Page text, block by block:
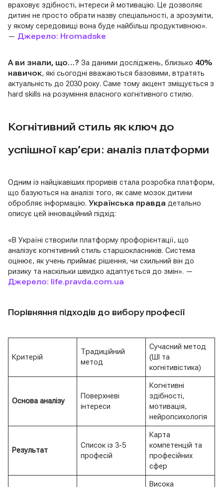
враховує здібності, інтереси й мотивацію. Це дозволяє
дитині не просто обрати назву спеціальності, а зрозуміти,
у якому середовищі вона буде найбільш продуктивною».
— Джерело: Hromadske
А ви знали, що…? За даними досліджень, близько 40%
навичок, які сьогодні вважаються базовими, втратять
актуальність до 2030 року. Саме тому акцент зміщується з
hard skills на розуміння власного когнітивного стилю.
Когнітивний стиль як ключ до
успішної кар’єри: аналіз платформи
Одним із найцікавіших проривів стала розробка платформ,
що базуються на аналізі того, як саме мозок дитини
обробляє інформацію. Українська правда детально
описує цей інноваційний підхід:
«В Україні створили платформу профорієнтації, що
аналізує когнітивний стиль старшокласників. Система
оцінює, як учень приймає рішення, чи схильний він до
ризику та наскільки швидко адаптується до змін». —
Джерело: life.pravda.com.ua
Порівняння підходів до вибору професії
Критерій
Традиційний
метод
Сучасний метод
(ШІ та
когнітивістика)
Основа аналізу
Поверхневі
інтереси
Когнітивні
здібності,
мотивація,
нейропсихологія
Результат
Список із 3-5
професій
Карта
компетенцій та
професійних
сфер
Висока